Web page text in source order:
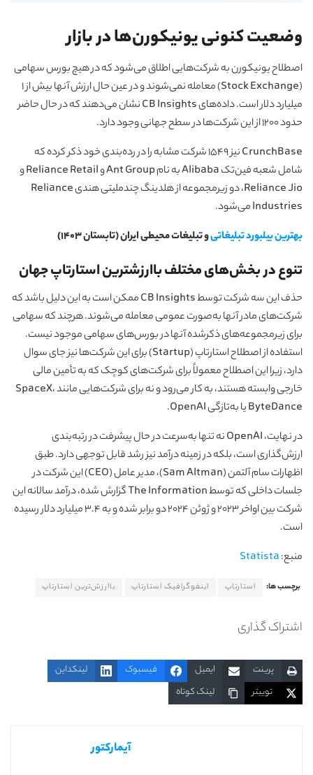
وضعیت کنونی یونیکورن‌ها در بازار
اصطلاح یونیکورن به شرکت‌هایی اطلاق می‌شود که در هیچ بورس سهامی
(Stock Exchange) معامله نمی‌شوند و در عین حال ارزش آنها بیش از ۱
میلیارد دلار است. داده‌های CB Insights نشان می‌دهند که در حال حاضر
حدود ۱۲۰۰ از این شرکت‌ها در سطح جهانی وجود دارد.
CrunchBase نیز ۱۵۴۹ شرکت مشابه را در رده‌بندی خود ذکر کرده که
شامل شعبه فین‌تک Alibaba به نام Ant Group و Reliance Retail و
Reliance Jio، دو زیرمجموعه از هلدینگ چندملیتی هندی Reliance
Industries می‌شود.
بهترین بیلبورد تبلیغاتیو تبلیغات محیطی ایران (تابستان ۱۴۰۳)
تنوع در بخش‌های مختلف باارزشترین استارتاپ‌ جهان
حذف این سه شرکت توسط CB Insights ممکن است به این دلیل باشد که
شرکت‌های مادر آنها به‌صورت عمومی معامله می‌شوند. هرچند که سهامی
برای زیرمجموعه‌های ذکرشده آنها در بورس‌های سهامی موجود نیست.
استفاده از اصطلاح استارتاپ (Startup) برای این شرکت‌ها نیز جای سوال
دارد، زیرا این اصطلاح معمولاً برای شرکت‌های کوچک که به تأمین مالی
خارجی وابسته هستند، به کار می‌رود و نه برای شرکت‌هایی مانند SpaceX،
ByteDance یا به‌تازگی OpenAI.
در نهایت، OpenAI نه تنها به‌سرعت در حال پیشرفت در رتبه‌بندی
ارزش‌گذاری است، بلکه در زمینه درآمد نیز رشد قابل توجهی دارد. طبق
اظهارات سام آلتمن (Sam Altman)، مدیر عامل (CEO) این شرکت در
جلسات داخلی که توسط The Information گزارش شده، درآمد سالانه این
شرکت بین اواخر ۲۰۲۳ و ژوئن ۲۰۲۴ دو برابر شده و به ۳.۴ میلیارد دلار رسیده
است.
منبع:Statista
برچسب ها: استارتاپ اینفوگرافیک استارتاپ باارزش‌ترین استارتاپ‌
اشتراک گذاری
پرینت ایمیل فیسبوک
لینکداین
توییتر
لینک کوتاه
آیمارکتور